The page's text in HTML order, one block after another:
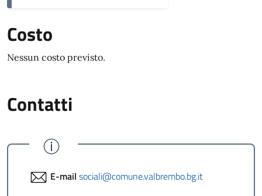
Costo
Nessun costo previsto.
Contatti
E-mail sociali@comune.valbrembo.bg.it